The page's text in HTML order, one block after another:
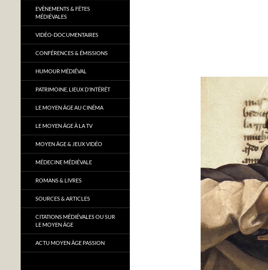
EVÈNEMENTS & FÊTES
MÉDIÉVALES
VIDÉO-DOCUMENTAIRES
CONFÉRENCES & ÉMISSIONS
HUMOUR MÉDIÉVAL
PATRIMOINE, LIEUX D’INTÉRÊT
LE MOYEN ÂGE AU CINÉMA
LE MOYEN ÂGE À LA TV
MOYEN ÂGE & JEUX VIDÉO
MÉDECINE MÉDIÉVALE
ROMANS & LIVRES
SOURCES & ARTICLES
CITATIONS MÉDIÉVALES OU SUR
LE MOYEN ÂGE
ACTU MOYEN ÂGE PASSION